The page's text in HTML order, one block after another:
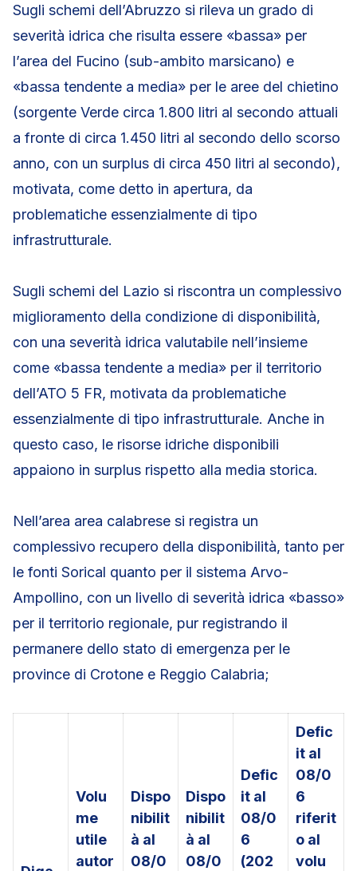
Sugli schemi dell’Abruzzo si rileva un grado di
severità idrica che risulta essere «bassa» per
l’area del Fucino (sub-ambito marsicano) e
«bassa tendente a media» per le aree del chietino
(sorgente Verde circa 1.800 litri al secondo attuali
a fronte di circa 1.450 litri al secondo dello scorso
anno, con un surplus di circa 450 litri al secondo),
motivata, come detto in apertura, da
problematiche essenzialmente di tipo
infrastrutturale.
Sugli schemi del Lazio si riscontra un complessivo
miglioramento della condizione di disponibilità,
con una severità idrica valutabile nell’insieme
come «bassa tendente a media» per il territorio
dell’ATO 5 FR, motivata da problematiche
essenzialmente di tipo infrastrutturale. Anche in
questo caso, le risorse idriche disponibili
appaiono in surplus rispetto alla media storica.
Nell’area area calabrese si registra un
complessivo recupero della disponibilità, tanto per
le fonti Sorical quanto per il sistema Arvo-
Ampollino, con un livello di severità idrica «basso»
per il territorio regionale, pur registrando il
permanere dello stato di emergenza per le
province di Crotone e Reggio Calabria;
Volu
me
utile
autor
Dispo
nibilit
à al
08/0
Dispo
nibilit
à al
08/0
Defic
it al
08/0
6
(202
Defic
it al
08/0
6
riferit
o al
volu